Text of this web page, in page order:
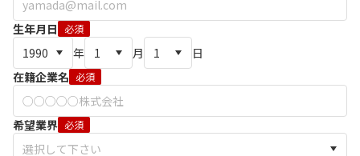
生年月日 必須
年 月
日
在籍企業名 必須
希望業界 必須